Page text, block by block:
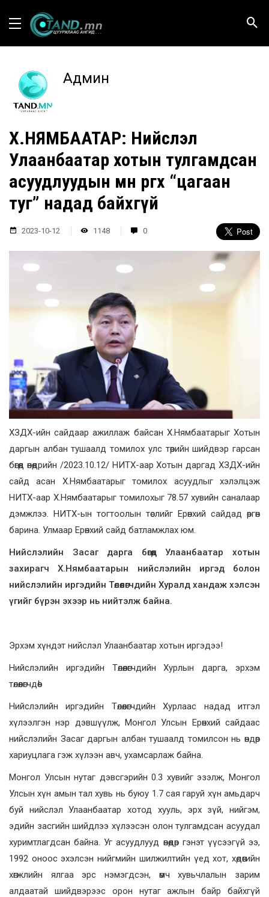
Админ
Х.НЯМБААТАР: Нийслэл
Улаанбаатар хотын тулгамдсан
асуудлуудын өмнө өргөх “цагаан
туг” надад байхгүй
2023-10-12 1148 0
ХЗДХ-ийн сайдаар ажиллаж байсан Х.Нямбаатарыг Хотын
даргын албан тушаалд томилох улс төрийн шийдвэр гарсан
бөгөөд өнөөдрийн /2023.10.12/ НИТХ-аар Хотын даргад ХЗДХ-ийн
сайд асан Х.Нямбаатарыг томилох асуудлыг хэлэлцэж
НИТХ-аар Х.Нямбаатарыг томилохыг 78.57 хувийн саналаар
дэмжлээ. НИТХ-ын тогтоолын төслийг Ерөнхий сайдад өргөн
барина. Улмаар Ерөнхий сайд батламжлах юм.
Нийслэлийн Засаг дарга бөгөөд Улаанбаатар хотын
захирагчХ.Нямбаатарын нийслэлийн иргэд болон
нийслэлийн иргэдийн Төлөөлөгчдийн Хуралд хандаж хэлсэн
үгийг бүрэн эхээр нь нийтэлж байна.
Эрхэм хүндэт нийслэл Улаанбаатар хотын иргэдээ!
Нийслэлийн иргэдийн Төлөөлөгчдийн Хурлын дарга, эрхэм
төлөөлөгчдөө!
Нийслэлийн иргэдийн Төлөөлөгчдийн Хурлаас надад итгэл
хүлээлгэн нэр дэвшүүлж, Монгол Улсын Ерөнхий сайдаас
нийслэлийн Засаг даргын албан тушаалд томилсон нь өндөр
хариуцлага гэж хүлээн авч, ухамсарлаж байна.
Монгол Улсын нутаг дэвсгэрийн 0.3 хувийг эзэлж, Монгол
Улсын хүн амын тал хувь нь буюу 1.7 сая гаруй хүн амьдарч
буй нийслэл Улаанбаатар хотод хууль, эрх зүй, нийгэм,
эдийн засгийн шийдлээ хүлээсэн олон тулгамдсан асуудал
хуримтлагдсан байна. Уг асуудлууд өнөөдөр гэнэт үүсээгүй ээ,
1992 оноос эхэлсэн нийгмийн шилжилтийн үед хот, хөдөөгийн
хөгжлийн ялгаа эрс нэмэгдсэн, өмч хувьчлалын зарим
алдаатай шийдвэрээс орон нутаг ажлын байр байхгүй